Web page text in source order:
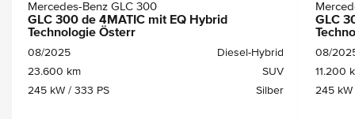
Mercedes-Benz GLC 300
GLC 300 de 4MATIC mit EQ Hybrid
Technologie Österr
08/2025
Diesel-Hybrid
23.600 km
SUV
245 kW / 333 PS
Silber
GLC
08/
11.200
245 kW